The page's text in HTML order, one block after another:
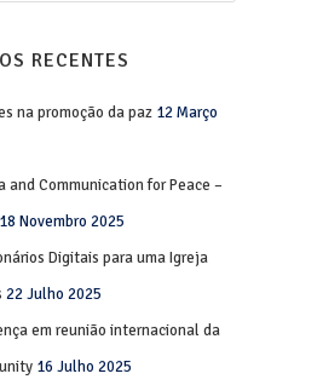
RECENTES
na promoção da paz 12 Março
and Communication for Peace –
18 Novembro 2025
Digitais para uma Igreja
22 Julho 2025
em reunião internacional da
16 Julho 2025